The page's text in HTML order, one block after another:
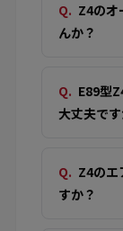
Z4のオ
んか？
E89型
大丈夫です
Z4のエ
すか？